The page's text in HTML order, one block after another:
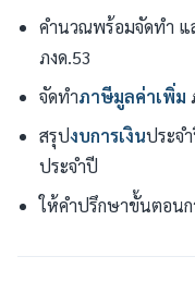
คำนวณพร้อมจัดทำ แ
ภงด.53
จัดทำภาษีมูลค่าเพิ่ม
สรุปงบการเงินประจ
ประจำปี
ให้คำปรึกษาขั้นตอนก